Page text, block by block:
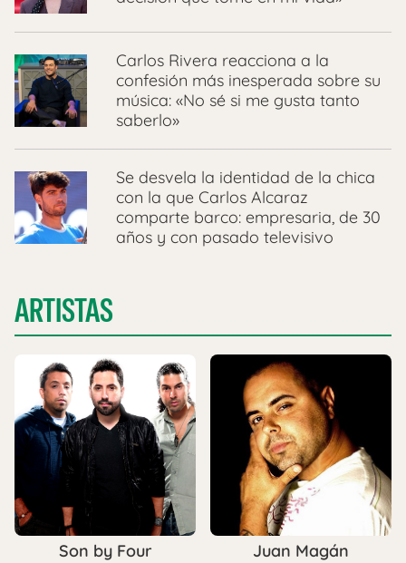
Carlos Rivera reacciona a la
confesión más inesperada sobre su
música: «No sé si me gusta tanto
saberlo»
Se desvela la identidad de la chica
con la que Carlos Alcaraz
comparte barco: empresaria, de 30
años y con pasado televisivo
ARTISTAS
Son by Four Juan Magán